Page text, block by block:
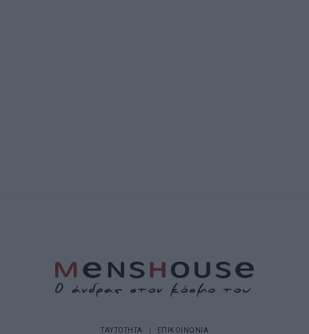
ΤΑΥΤΟΤΗΤΑ
ΕΠΙΚΟΙΝΩΝΙΑ